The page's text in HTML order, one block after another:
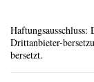
Drittanbieter-
bersetzt.